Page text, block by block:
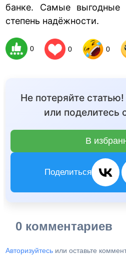
банке. Самые выгодные
степень надёжности.
0 0 0
Не потеряйте
или поделитесь
В
Поделиться
0 комментариев
Авторизуйтесь или оставьте